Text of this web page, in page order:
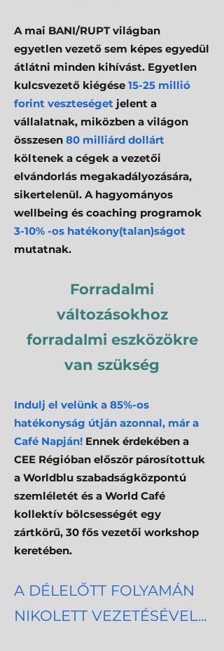
A mai BANI/RUPT világban
egyetlen vezető sem képes egyedül
átlátni minden kihívást. Egyetlen
kulcsvezető kiégése 15-25 millió
forint veszteséget jelent a
vállalatnak, miközben a világon
összesen 80 milliárd dollárt
költenek a cégek a vezetői
elvándorlás megakadályozására,
sikertelenül. A hagyományos
wellbeing és coaching programok
3-10% -os hatékony(talan)ságot
mutatnak.
Forradalmi
változásokhoz
forradalmi eszközökre
van szükség
Indulj el velünk a 85%-os
hatékonyság útján azonnal, már a
Café Napján! Ennek érdekében a
CEE Régióban először párosítottuk
a Worldblu szabadságközpontú
szemléletét és a World Café
kollektív bölcsességét egy
zártkörű, 30 fős vezetői workshop
keretében.
A DÉLELŐTT FOLYAMÁN
NIKOLETT VEZETÉSÉVEL...